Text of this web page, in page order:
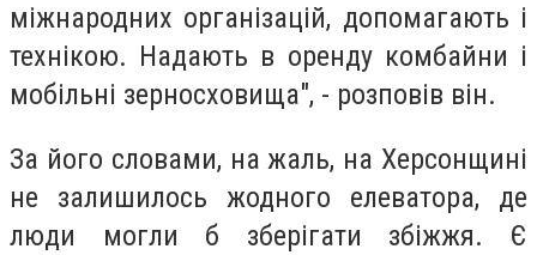
міжнародних організацій, допомагають і
технікою. Надають в оренду комбайни і
мобільні зерносховища", - розповів він.
За його словами, на жаль, на Херсонщині
не залишилось жодного елеватора, де
люди могли б зберігати збіжжя. Є